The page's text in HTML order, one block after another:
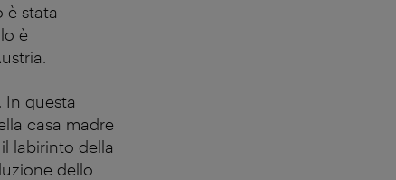
è stata
è
In questa
casa madre
labirinto della
dello